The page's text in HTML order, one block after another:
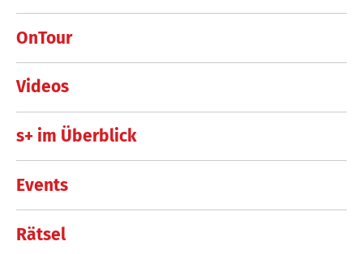
OnTour
Videos
s+ im Überblick
Events
Rätsel